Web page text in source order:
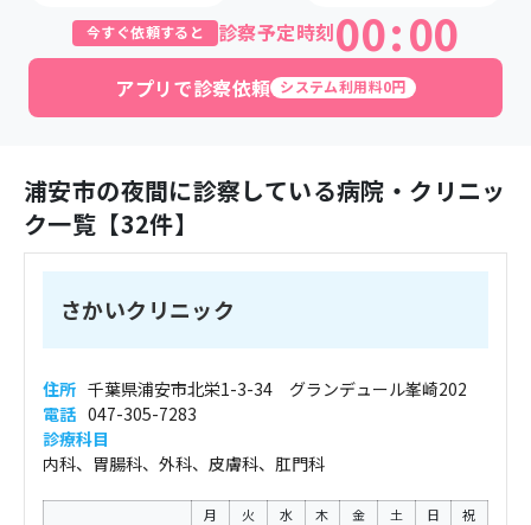
今すぐ依頼すると 診察予定時刻00:00
アプリで診察依頼 システム利用料0円
浦安市の夜間に診察している病院・クリニッ
ク一覧【32件】
さかいクリニック
住所 千葉県浦安市北栄1-3-34 グランデュール峯崎202
電話 047-305-7283
診療科目
内科、胃腸科、外科、皮膚科、肛門科
月 火 水 木 金 土 日 祝